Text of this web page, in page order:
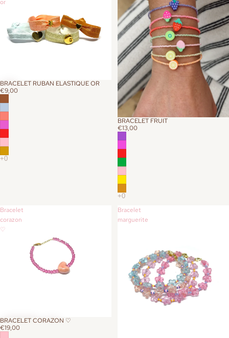
or
BRACELET RUBAN ELASTIQUE OR
€9,00
BRACELET FRUIT
€13,00
Bracelet
corazon
♡
BRACELET CORAZON ♡
€19,00
Bracelet
marguerite